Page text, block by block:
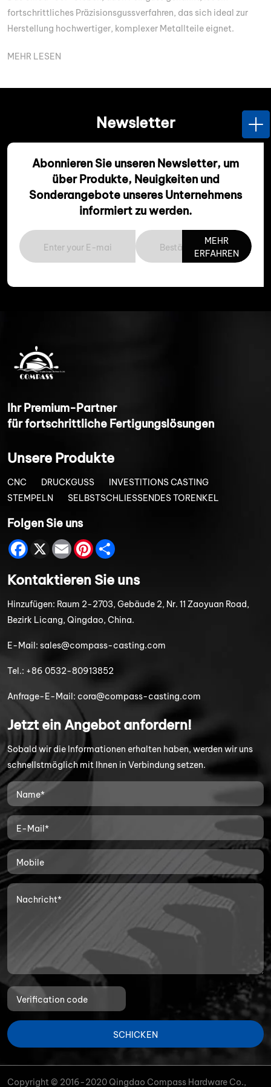
Metallgussverfahren, bei dem flüssiges Metall unter hohem
Druck in eine wiederverwendbare
MEHR LESEN
fortschrittliches Präzisionsgussverfahren, das sich ideal zur
Herstellung hochwertiger, komplexer Metallteile eignet.
MEHR LESEN
Abonnieren Sie unseren Newsletter, um
über Produkte, Neuigkeiten und
Sonderangebote unseres Unternehmens
informiert zu werden.
MEHR
ERFAHREN
Newsletter
Ihr Premium-Partner
für fortschrittliche Fertigungslösungen
Unsere Produkte
CNC DRUCKGUSS
INVESTITIONS CASTING
STEMPELN
SELBSTSCHLIESSENDES TORENKEL
Folgen Sie uns
Facebook
X EmailPinterest
Kontaktieren Sie uns
Hinzufügen: Raum 2-2703, Gebäude 2, Nr. 11 Zaoyuan Road,
Bezirk Licang, Qingdao, China.
E-Mail:sales@compass-casting.com
Tel.: +86 0532-80913852
Anfrage-E-Mail: cora@compass-casting.com
Jetzt ein Angebot anfordern!
Sobald wir die Informationen erhalten haben, werden wir uns
schnellstmöglich mit Ihnen in Verbindung setzen.
SCHICKEN
Copyright © 2016-2020 Qingdao Compass Hardware Co.,